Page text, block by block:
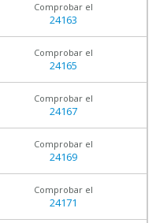
Comprobar el
24163
Comprobar el
24165
Comprobar el
24167
Comprobar el
24169
Comprobar el
24171